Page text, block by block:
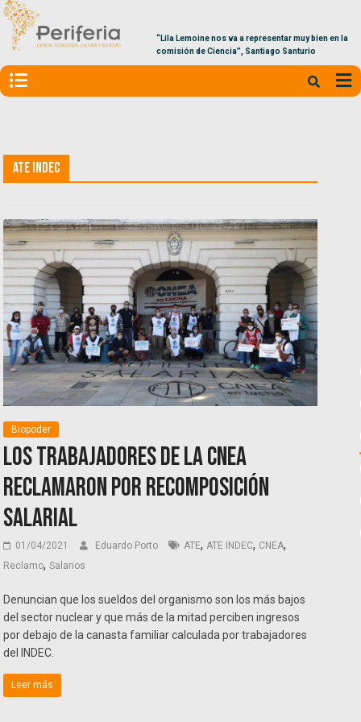
“Lila Lemoine nos va a representar muy bien en la
comisión de Ciencia”, Santiago Santurio
ATE INDEC
Biopoder
Los trabajadores de la CNEA
reclamaron por recomposición
salarial
01/04/2021 Eduardo Porto ATE, ATE INDEC, CNEA,
Reclamo,Salarios
Denuncian que los sueldos del organismo son los más bajos
del sector nuclear y que más de la mitad perciben ingresos
por debajo de la canasta familiar calculada por trabajadores
del INDEC.
Leer más